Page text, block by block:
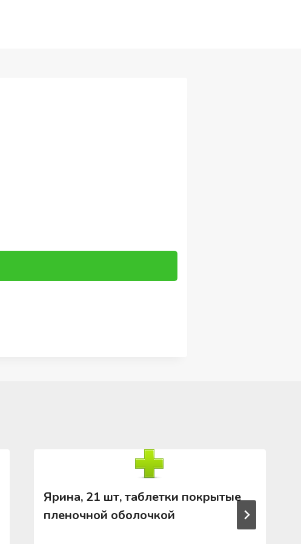
Ярина, 21 шт, таблетки покрытые
пленочной оболочкой